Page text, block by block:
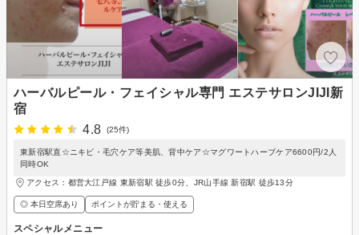
ハーバルピール・フェイシャル専門 エステサロンJIJI新
宿
4.8
(25件)
東新宿駅直☆ニキビ・毛穴ケア等美肌、背中ケア☆マグワートハーブケア6600円/2人
同時OK
アクセス：都営大江戸線 東新宿駅 徒歩0分、JR山手線 新宿駅 徒歩13分
◎ 本日空席あり ポイントが貯まる・使える
スペシャルメニュー